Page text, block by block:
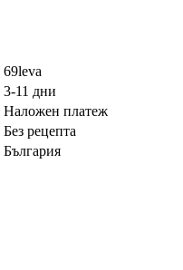
69leva
3-11 дни
Наложен платеж
Без рецепта
България